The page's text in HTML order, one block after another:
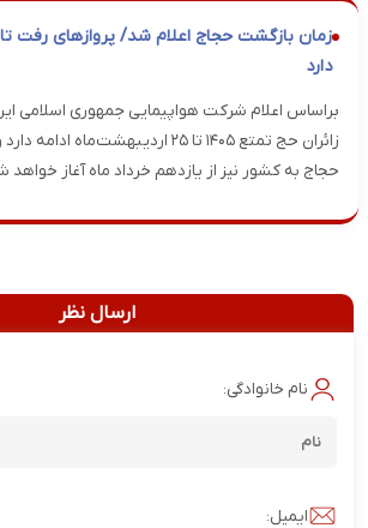
دارد
براساس اعلام شرکت هواپیمایی جمهوری اسلامی
زائران حج تمتع ۱۴۰۵ تا ۲۵
حجاج به کشور نیز از یازدهم خرداد ماه آغاز خواهد
ارسال نظر
نام خانوادگی:
ایمیل: